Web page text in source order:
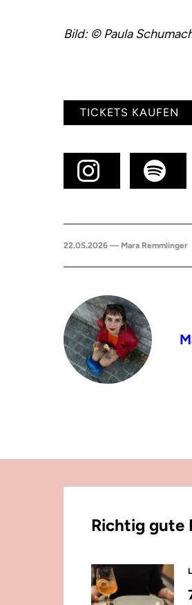
Bild: © Paula
TICKETS KAUFEN
22.05.2026 — Mara Remmlinger
Richtig gute